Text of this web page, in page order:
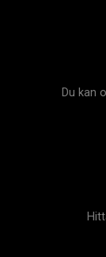
VARFÖR
När du väljer
hela vägen.
garanterar
månaders
Du kan